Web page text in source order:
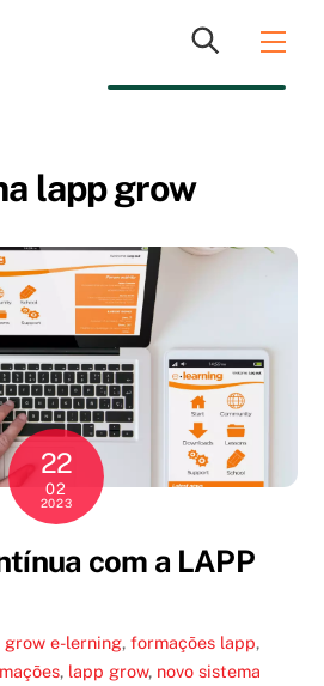
lapp grow
22
02
2023
com a LAPP
grow e-lerning, formações lapp,
, lapp grow, novo sistema